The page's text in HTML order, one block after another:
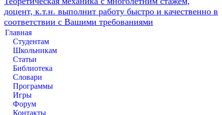
доцент, к.т.н. выполнит работу быстро и качественно в
соответствии с Вашими требованиями
Главная
Студентам
Школьникам
Статьи
Библиотека
Словари
Программы
Игры
Форум
Контакты